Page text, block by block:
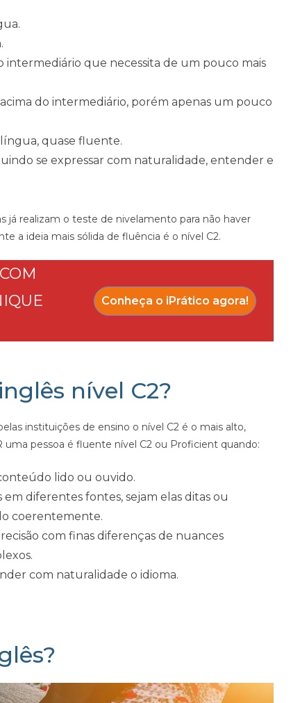
que necessita de um pouco mais
do intermediário, porém apenas um pouco
quase fluente.
se expressar com naturalidade, entender e
já realizam o teste de nivelamento para não haver
a ideia mais sólida de fluência é o nível C2.
Conheça o iPrático agora!
nível C2?
instituições de ensino o nível C2 é o mais alto,
pessoa é fluente nível C2 ou Proficient quando:
lido ou ouvido.
diferentes fontes, sejam elas ditas ou
coerentemente.
com finas diferenças de nuances
com naturalidade o idioma.